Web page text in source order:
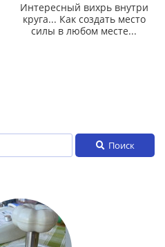
Интересный вихрь внутри
круга... Как создать место
силы в любом месте...
Поиск